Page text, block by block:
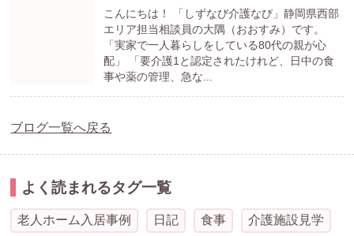
こんにちは！ 「しずなび介護なび」静岡県西部
エリア担当相談員の大隅（おおすみ）です。
「実家で一人暮らしをしている80代の親が心
配」 「要介護1と認定されたけれど、日中の食
事や薬の管理、急な...
ブログ一覧へ戻る
よく読まれるタグ一覧
老人ホーム入居事例 日記 食事 介護施設見学